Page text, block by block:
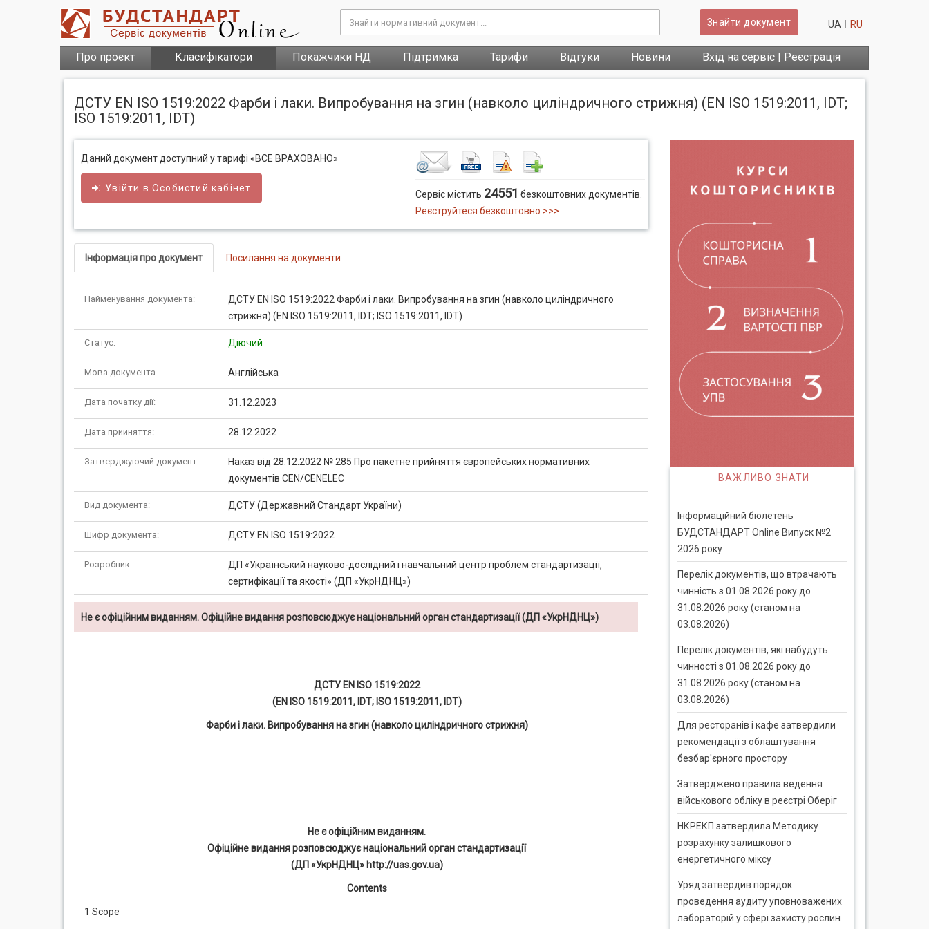
Знайти документ UA RU
Про проєкт Класифікатори Покажчики НД Підтримка Тарифи Відгуки Новини Вхід на сервіс | Реєстрація
ДСТУ EN ISO 1519:2022 Фарби і лаки. Випробування на згин (навколо циліндричного стрижня) (EN ISO 1519:2011, IDT;
ISO 1519:2011, IDT)
Даний документ доступний у тарифі «ВСЕ ВРАХОВАНО»
Увійти вОсобистий кабінет
Сервіс містить 24551 безкоштовних документів.
Реєструйтеся безкоштовно >>>
Інформація про документ Посилання на документи
Найменування документа:
ДСТУ EN ISO 1519:2022 Фарби і лаки. Випробування на згин (навколо циліндричного
стрижня) (EN ISO 1519:2011, IDT; ISO 1519:2011, IDT)
Статус: Діючий
Мова документа Англійська
Дата початку дії: 31.12.2023
Дата прийняття: 28.12.2022
Затверджуючий документ:
Наказ від 28.12.2022 № 285 Про пакетне прийняття європейських нормативних
документів CEN/CENELEC
Вид документа: ДСТУ (Державний Стандарт України)
Шифр документа: ДСТУ EN ISO 1519:2022
Розробник:
ДП «Український науково-дослідний і навчальний центр проблем стандартизації,
сертифікації та якості» (ДП «УкрНДНЦ»)
Не є офіційним виданням. Офіційне видання розповсюджує національний орган стандартизації (ДП «УкрНДНЦ»)
ДСТУ EN ISO 1519:2022
(EN ISO 1519:2011, IDT; ISO 1519:2011, IDT)
Фарби і лаки. Випробування на згин (навколо циліндричного стрижня)
Не є офіційним виданням.
Офіційне видання розповсюджує національний орган стандартизації
(ДП «УкрНДНЦ» http://uas.gov.ua)
Contents
1 Scope
ВАЖЛИВО ЗНАТИ
Інформаційний бюлетень
БУДСТАНДАРТ Online Випуск №2
2026 року
Перелік документів, що втрачають
чинність з 01.08.2026 року до
31.08.2026 року (станом на
03.08.2026)
Перелік документів, які набудуть
чинності з 01.08.2026 року до
31.08.2026 року (станом на
03.08.2026)
Для ресторанів і кафе затвердили
рекомендації з облаштування
безбар'єрного простору
Затверджено правила ведення
військового обліку в реєстрі Оберіг
НКРЕКП затвердила Методику
розрахунку залишкового
енергетичного міксу
Уряд затвердив порядок
проведення аудиту уповноважених
лабораторій у сфері захисту рослин